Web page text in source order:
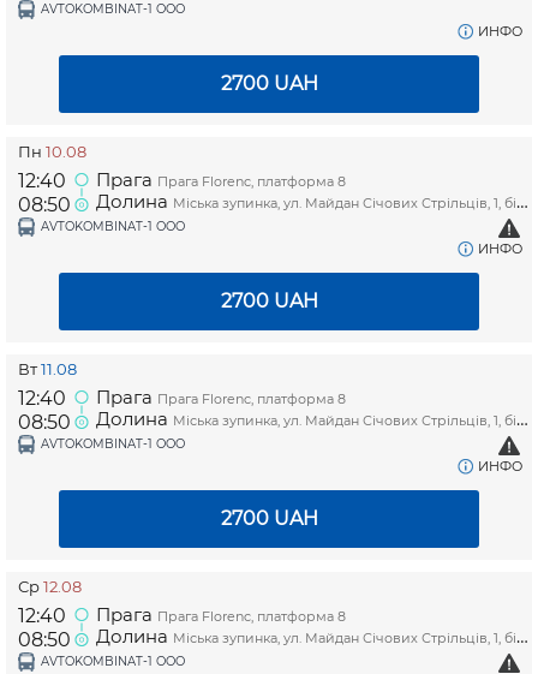
AVTOKOMBINAT-1 OOO
ИНФО
2700 UAH
Пн 10.08
12:40
08:50
Прага Прага Florenc, платформа 8
Долина Міська зупинка, ул. Майдан Січових Стрільців, 1, біля магазину "Копійочка"
AVTOKOMBINAT-1 OOO
ИНФО
2700 UAH
Вт11.08
12:40
08:50
Прага Прага Florenc, платформа 8
Долина Міська зупинка, ул. Майдан Січових Стрільців, 1, біля магазину "Копійочка"
AVTOKOMBINAT-1 OOO
ИНФО
2700 UAH
Ср12.08
12:40
08:50
Прага Прага Florenc, платформа 8
Долина Міська зупинка, ул. Майдан Січових Стрільців, 1, біля магазину "Копійочка"
AVTOKOMBINAT-1 OOO